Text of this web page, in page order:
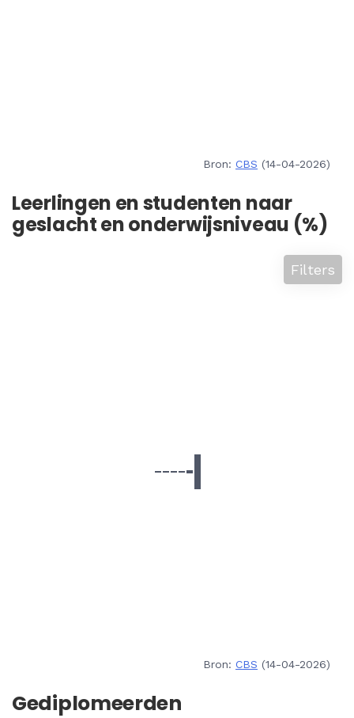
Bron: CBS (14-04-2026)
Leerlingen en studenten naar
geslacht en onderwijsniveau (%)
Filters
Bron: CBS (14-04-2026)
Gediplomeerden